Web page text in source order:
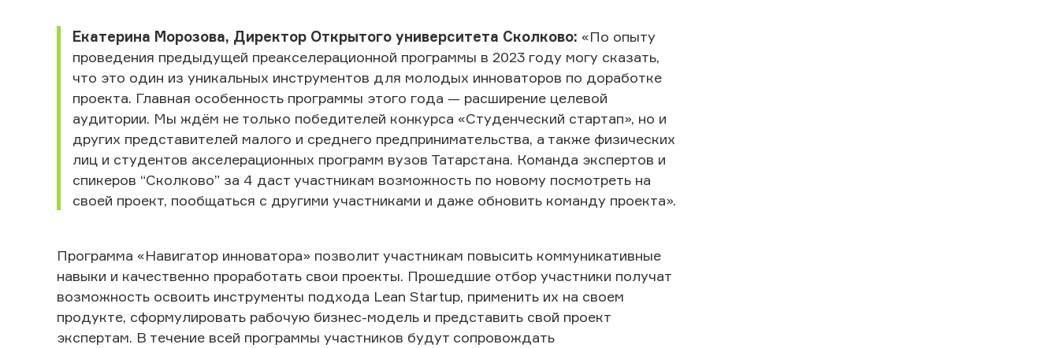
Екатерина Морозова, Директор Открытого университета Сколково: «По опыту
проведения предыдущей преакселерационной программы в 2023 году могу сказать,
что это один из уникальных инструментов для молодых инноваторов по доработке
проекта. Главная особенность программы этого года — расширение целевой
аудитории. Мы ждём не только победителей конкурса «Студенческий стартап», но и
других представителей малого и среднего предпринимательства, а также физических
лиц и студентов акселерационных программ вузов Татарстана. Команда экспертов и
спикеров “Сколково” за 4 даст участникам возможность по новому посмотреть на
своей проект, пообщаться с другими участниками и даже обновить команду проекта».
Программа «Навигатор инноватора» позволит участникам повысить коммуникативные
навыки и качественно проработать свои проекты. Прошедшие отбор участники получат
возможность освоить инструменты подхода Lean Startup, применить их на своем
продукте, сформулировать рабочую бизнес-модель и представить свой проект
экспертам. В течение всей программы участников будут сопровождать